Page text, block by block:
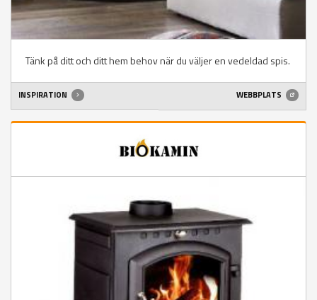
Tänk på ditt och ditt hem behov när du väljer en vedeldad spis.
INSPIRATION WEBBPLATS